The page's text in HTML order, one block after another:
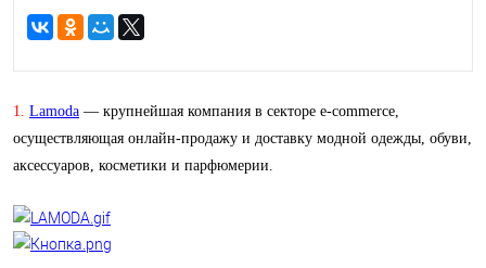
1. Lamoda — крупнейшая компания в секторе e-commerce,
осуществляющая онлайн-продажу и доставку модной одежды, обуви,
аксессуаров, косметики и парфюмерии.